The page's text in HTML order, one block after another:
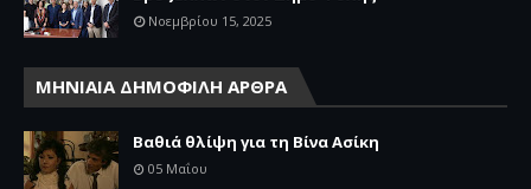
Νοεμβρίου 15, 2025
ΜΗΝΙΑΙΑ ΔΗΜΟΦΙΛΗ ΑΡΘΡΑ
Βαθιά θλίψη για τη Βίνα Ασίκη
05 Μαΐου